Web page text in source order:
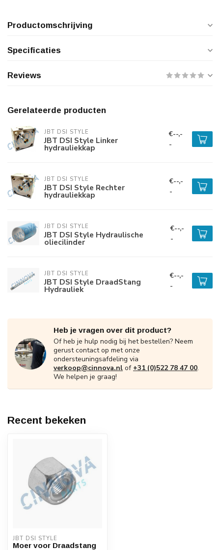
Productomschrijving
Specificaties
Reviews
Gerelateerde producten
JBT DSI STYLE
JBT DSI Style Linker
hydrauliekkap
€--,-
-
JBT DSI STYLE
JBT DSI Style Rechter
hydrauliekkap
€--,-
-
JBT DSI STYLE
JBT DSI Style Hydraulische
oliecilinder
€--,-
-
JBT DSI STYLE
JBT DSI Style DraadStang
Hydrauliek
€--,-
-
Heb je vragen over dit product?
Of heb je hulp nodig bij het bestellen? Neem
gerust contact op met onze
ondersteuningsafdeling via
verkoop@cinnova.nl of +31 (0)522 78 47 00.
We helpen je graag!
Recent bekeken
JBT DSI STYLE
Moer voor Draadstang